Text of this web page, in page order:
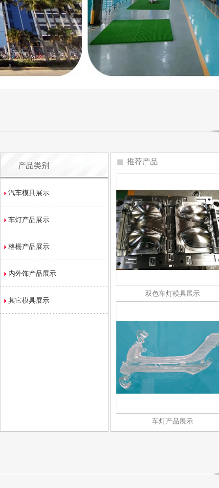
产品类别
汽车模具展示
车灯产品展示
格栅产品展示
内外饰产品展示
其它模具展示
推荐产品
双色车灯模具展示
车灯产品展示